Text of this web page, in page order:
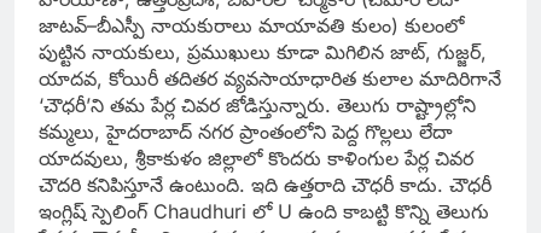
జాటవ్‌–బీఎస్పీ నాయకురాలు మాయావతి కులం) కులంలో
పుట్టిన నాయకులు, ప్రముఖులు కూడా మిగిలిన జాట్, గుజ్జర్,
యాదవ, కోయిరీ తదితర వ్యవసాయాధారిత కులాల మాదిరిగానే
‘చౌధరీ’ని తమ పేర్ల చివర జోడిస్తున్నారు. తెలుగు రాష్ట్రాల్లోని
కమ్మలు, హైదరాబాద్‌ నగర ప్రాంతంలోని పెద్ద గొల్లలు లేదా
యాదవులు, శ్రీకాకుళం జిల్లాలో కొందరు కాళింగుల పేర్ల చివర
చౌదరి కనిపిస్తూనే ఉంటుంది. ఇది ఉత్తరాది చౌధరీ కాదు. చౌధరీ
ఇంగ్లిష్‌ స్పెలింగ్‌ Chaudhuri లో U ఉంది కాబట్టి కొన్ని తెలుగు